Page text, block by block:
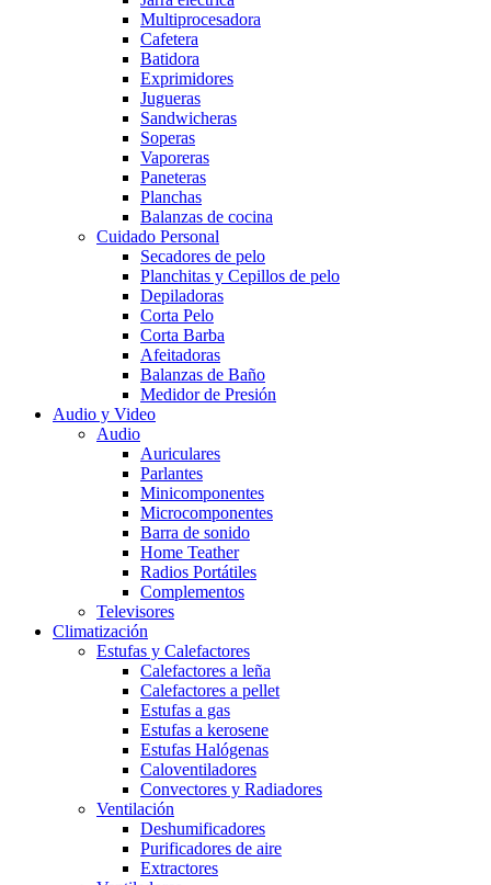
Multiprocesadora
Cafetera
Batidora
Exprimidores
Jugueras
Sandwicheras
Soperas
Vaporeras
Paneteras
Planchas
Balanzas de cocina
Cuidado Personal
Secadores de pelo
Planchitas y Cepillos de pelo
Depiladoras
Corta Pelo
Corta Barba
Afeitadoras
Balanzas de Baño
Medidor de Presión
Audio y Video
Audio
Auriculares
Parlantes
Minicomponentes
Microcomponentes
Barra de sonido
Home Teather
Radios Portátiles
Complementos
Televisores
Climatización
Estufas y Calefactores
Calefactores a leña
Calefactores a pellet
Estufas a gas
Estufas a kerosene
Estufas Halógenas
Caloventiladores
Convectores y Radiadores
Ventilación
Deshumificadores
Purificadores de aire
Extractores